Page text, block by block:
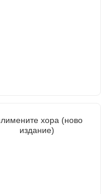
хора (ново
издание)